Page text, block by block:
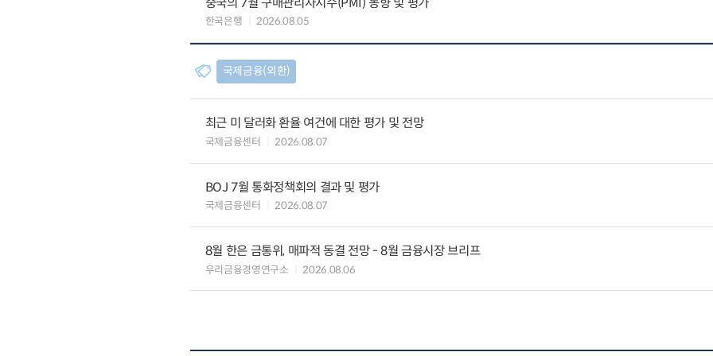
한국은행 2026.08.05
국제금융(외환)
최근 미 달러화 환율 여건에 대한 평가 및 전망
국제금융센터 2026.08.07
BOJ 7월 통화정책회의 결과 및 평가
국제금융센터 2026.08.07
8월 한은 금통위, 매파적 동결 전망 - 8월 금융시장 브리프
우리금융경영연구소 2026.08.06